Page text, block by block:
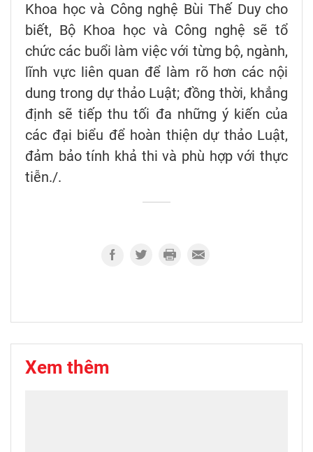
Khoa học và Công nghệ Bùi Thế Duy cho
biết, Bộ Khoa học và Công nghệ sẽ tổ
chức các buổi làm việc với từng bộ, ngành,
lĩnh vực liên quan để làm rõ hơn các nội
dung trong dự thảo Luật; đồng thời, khẳng
định sẽ tiếp thu tối đa những ý kiến của
các đại biểu để hoàn thiện dự thảo Luật,
đảm bảo tính khả thi và phù hợp với thực
tiễn./.
Xem thêm